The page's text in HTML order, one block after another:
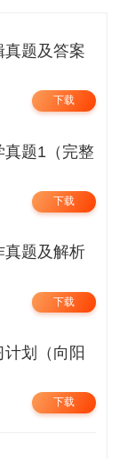
真题及答案
下载
真题1（完整
下载
真题及解析
下载
划（向阳
下载